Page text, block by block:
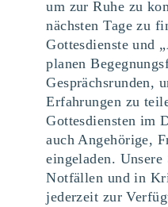
um zur Ruhe zu
nächsten Tage zu
Gottesdienste und
planen
Gesprächsrunden,
Erfahrungen zu
Gottesdiensten im
auch Angehörige,
eingeladen. Unsere
Notfällen und in
jederzeit zur